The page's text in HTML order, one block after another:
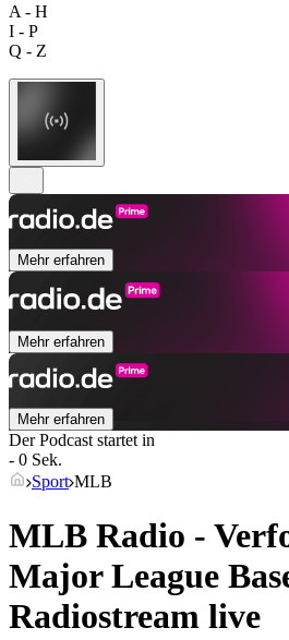
A - H
I - P
Q - Z
Mehr erfahren
Mehr erfahren
Mehr erfahren
Der Podcast startet in
- 0 Sek.
Sport MLB
MLB Radio -
Major League
Radiostream live